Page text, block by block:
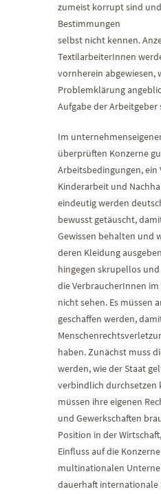
zumeist korrupt sind
Bestimmungen
selbst nicht kennen.
TextilarbeiterInnen
vornherein abgewiesen,
Problemklärung
Aufgabe der Arbeitgeber
Im
überprüften Konzerne
Arbeitsbedingungen, ein
Kinderarbeit und
eindeutig werden
bewusst getäuscht,
Gewissen behalten und
deren Kleidung
hingegen skrupellos
die VerbraucherInnen
nicht sehen. Es müssen
geschaffen werden,
haben. Zunächst muss
werden, wie der Staat
verbindlich durchsetzen
müssen ihre eigenen
und Gewerkschaften
Position in der
Einfluss auf die
multinationalen
dauerhaft internationale